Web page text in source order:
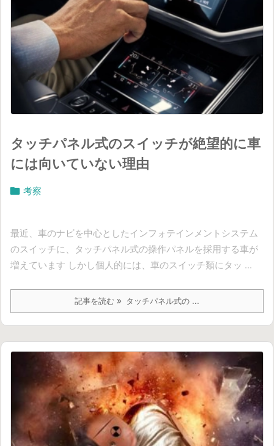
タッチパネル式のスイッチが絶望的に車
には向いていない理由
 考察
最近、車のナビを中心としたインフォテインメントシステム
のスイッチに、タッチパネル式の操作パネルを採用する車が
増えています しかし個人的には、車のスイッチ類にタッ ...
記事を読む タッチパネル式の ...